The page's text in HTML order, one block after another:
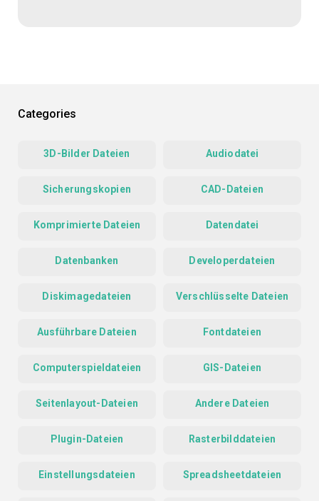
Categories
3D-Bilder Dateien Audiodatei
Sicherungskopien CAD-Dateien
Komprimierte Dateien Datendatei
Datenbanken Developerdateien
Diskimagedateien Verschlüsselte Dateien
Ausführbare Dateien Fontdateien
Computerspieldateien GIS-Dateien
Seitenlayout-Dateien Andere Dateien
Plugin-Dateien Rasterbilddateien
Einstellungsdateien Spreadsheetdateien